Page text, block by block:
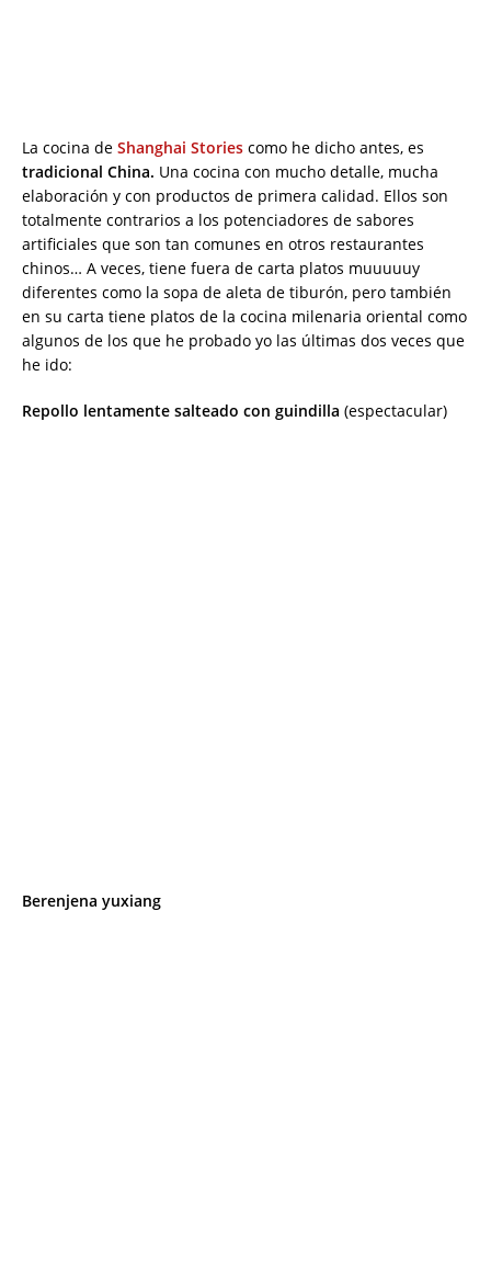
La cocina de Shanghai Stories como he dicho antes, es
tradicional China. Una cocina con mucho detalle, mucha
elaboración y con productos de primera calidad. Ellos son
totalmente contrarios a los potenciadores de sabores
artificiales que son tan comunes en otros restaurantes
chinos… A veces, tiene fuera de carta platos muuuuuy
diferentes como la sopa de aleta de tiburón, pero también
en su carta tiene platos de la cocina milenaria oriental como
algunos de los que he probado yo las últimas dos veces que
he ido:
Repollo lentamente salteado con guindilla (espectacular)
Berenjena yuxiang